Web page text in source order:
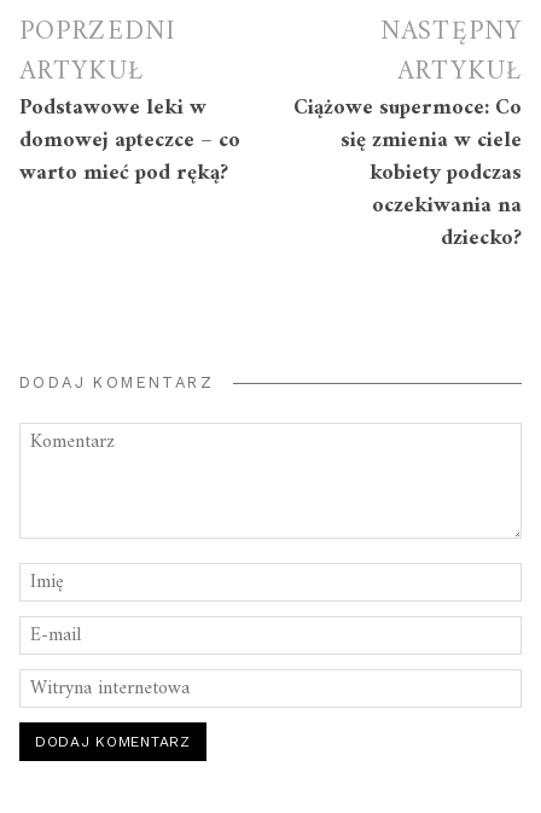
Nawigacja
wpisu
POPRZEDNI
ARTYKUŁ
Podstawowe leki w
domowej apteczce – co
warto mieć pod ręką?
NASTĘPNY
ARTYKUŁ
Ciążowe supermoce: Co
się zmienia w ciele
kobiety podczas
oczekiwania na
dziecko?
DODAJ KOMENTARZ